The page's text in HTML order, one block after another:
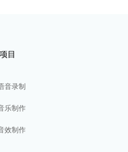
目
音录制
乐制作
效制作